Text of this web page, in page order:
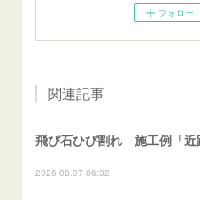
フォロー
関連記事
2026.08.07 06:32